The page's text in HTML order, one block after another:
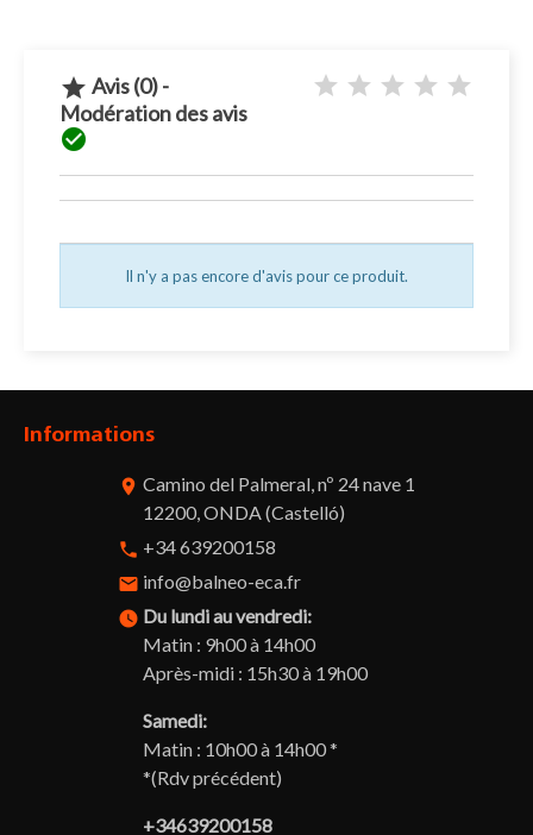
 Avis (0) -
Modération des avis

Il n'y a pas encore d'avis pour ce produit.
Informations
room Camino del Palmeral, nº 24 nave 1
12200, ONDA (Castelló)
phone +34 639200158
email info@balneo-eca.fr
watch_later Du lundi au vendredi:
Matin : 9h00 à 14h00
Après-midi : 15h30 à 19h00
Samedi:
Matin : 10h00 à 14h00 *
*(Rdv précédent)
+34639200158